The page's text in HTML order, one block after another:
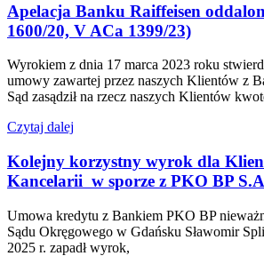
Apelacja Banku Raiffeisen
1600/20, V ACa 1399/23)
Wyrokiem z dnia 17 marca 2023 roku
umowy zawartej przez naszych Klientów z
Sąd zasądził na rzecz naszych Klientów
Czytaj dalej
Kolejny korzystny wyrok dla
Kancelarii w sporze z PKO BP
Umowa kredytu z Bankiem PKO BP
Sądu Okręgowego w Gdańsku Sławomir
2025 r. zapadł wyrok,